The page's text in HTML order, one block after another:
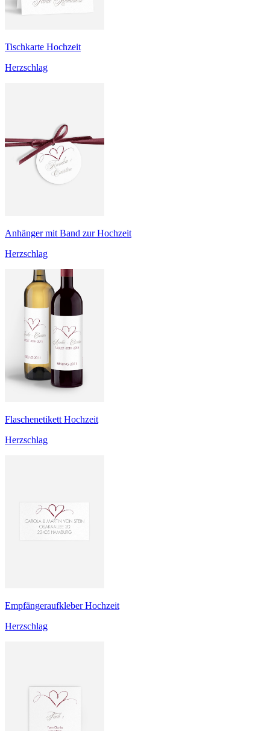
Tischkarte Hochzeit
Herzschlag
Anhänger mit Band zur Hochzeit
Herzschlag
Flaschenetikett Hochzeit
Herzschlag
Empfängeraufkleber Hochzeit
Herzschlag